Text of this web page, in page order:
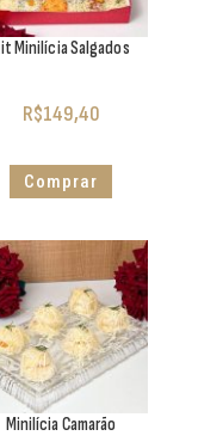
Minilícia Salgados
R$149,40
Comprar
Minilícia Camarão